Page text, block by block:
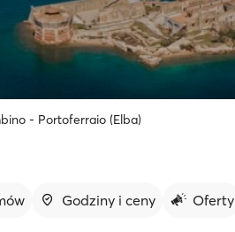
- Portoferraio (Elba)
Godziny i ceny Oferty